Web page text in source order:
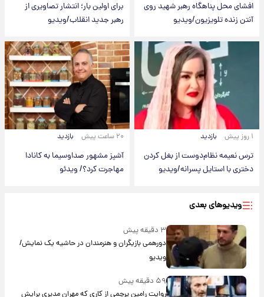
افشای محل پناهگاه‌ رهبر شهید روی
آنتن زنده تلویزیون/ویدیو
برای اولین بار؛ انتشار تصاویری از
رهبر جدید انقلاب/ویدیو
۱ روز پیش بازدید
ترس نعیمه نظام‌دوست از بغل کردن
دختری با استایل پسرانه/ویدیو
۲۰ ساعت پیش بازدید
آشپز مشهور صداوسیما به کانادا
مهاجرت کرد؟/ ویدئو
ویدیوهای بعدی
۳ دقیقه پیش
دورهمی بازیگران و هنرمندان در حاشیه یک نمایش/
ویدیو
۵۹ دقیقه پیش
روایت رامین پرچمی از کاری که مهران مدیری برایش